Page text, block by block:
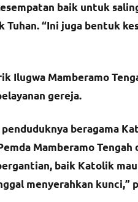
baik untuk
Tuhan. “Ini juga bentuk
Ilugwa Mamberamo
gereja.
beragama
Mamberamo Tengah
baik Katolik
menyerahkan kunci,”